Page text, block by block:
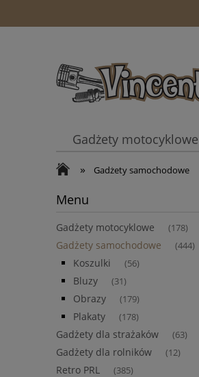
Gadżety motocyklowe
Kubki
» Gadżety samochodowe
Menu
Gadżety motocyklowe (178)
Gadżety samochodowe (444)
Koszulki (56)
Bluzy (31)
Obrazy (179)
Plakaty (178)
Gadżety dla strażaków (63)
Gadżety dla rolników (12)
Retro PRL (385)